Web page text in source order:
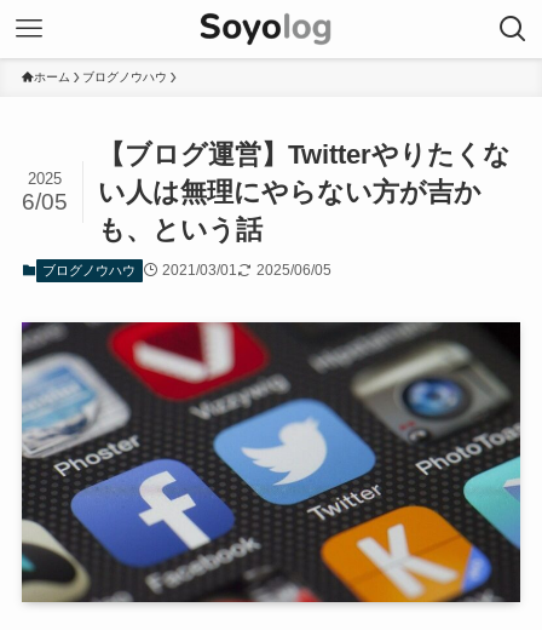
ホーム ブログノウハウ
【ブログ運営】Twitterやりたくな
い人は無理にやらない方が吉か
も、という話
2025
6/05
ブログノウハウ 2021/03/01 2025/06/05